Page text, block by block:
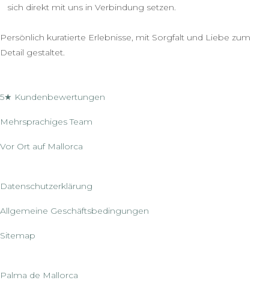
sich direkt mit uns in Verbindung setzen.
Persönlich kuratierte Erlebnisse, mit Sorgfalt und Liebe zum
Detail gestaltet.
5★ Kundenbewertungen
Mehrsprachiges Team
Vor Ort auf Mallorca
Datenschutzerklärung
Allgemeine Geschäftsbedingungen
Sitemap
Palma de Mallorca